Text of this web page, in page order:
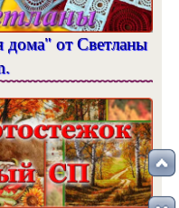
от Светланы